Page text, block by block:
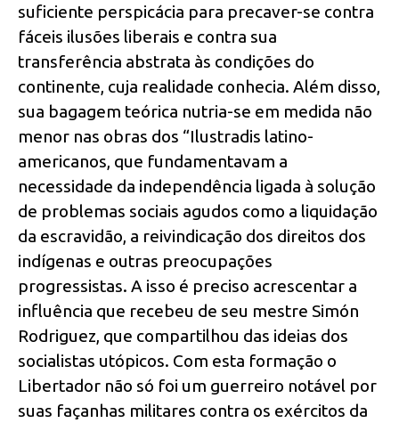
suficiente perspicácia para precaver-se contra
fáceis ilusões liberais e contra sua
transferência abstrata às condições do
continente, cuja realidade conhecia. Além disso,
sua bagagem teórica nutria-se em medida não
menor nas obras dos “Ilustradis latino-
americanos, que fundamentavam a
necessidade da independência ligada à solução
de problemas sociais agudos como a liquidação
da escravidão, a reivindicação dos direitos dos
indígenas e outras preocupações
progressistas. A isso é preciso acrescentar a
influência que recebeu de seu mestre Simón
Rodriguez, que compartilhou das ideias dos
socialistas utópicos. Com esta formação o
Libertador não só foi um guerreiro notável por
suas façanhas militares contra os exércitos da